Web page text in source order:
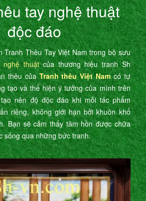
tay nghệ thuật
độc đáo
Tranh Thêu Tay Việt Nam trong bộ sưu
thuậtcủa thương hiệu tranh Sh
thêu củaTranh thêu Việt Namcó tự
tạo và thể hiện ý tưởng của mình trên
nên độ độc đáo khi mỗi tác phẩm
riêng, không giới hạn bởi khuôn khổ
Bạn sẽ cảm thấy tâm hồn được chữa
sống qua những bức tranh.